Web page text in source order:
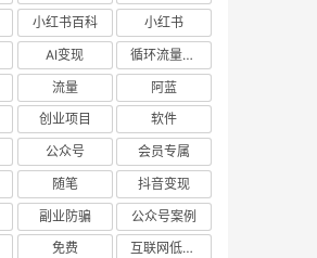
小红书百科
小红书
AI变现
循环流量实验室
流量
阿蓝
创业项目
软件
公众号
会员专属
随笔
抖音变现
副业防骗
公众号案例
免费
互联网低成本创业项目